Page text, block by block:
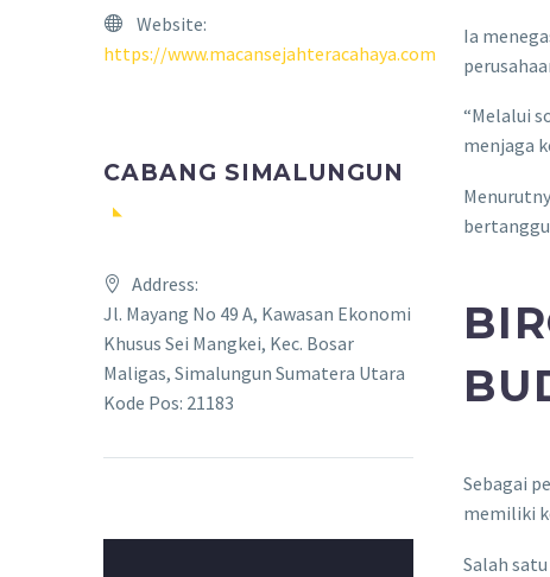
Ia
“Melalui
menjaga
Sebagai
memiliki
Salah
Website:
https://www.macansejahteracahaya.com
CABANG SIMALUNGUN
Address:
Jl. Mayang No 49 A, Kawasan Ekonomi
Khusus Sei Mangkei, Kec. Bosar
Maligas, Simalungun Sumatera Utara
Kode Pos: 21183